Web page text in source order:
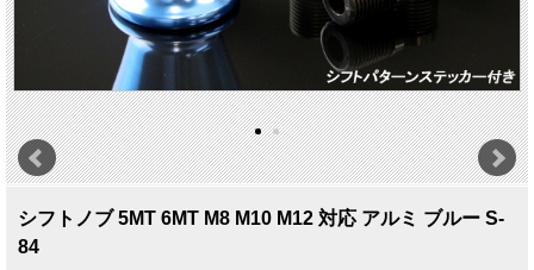
シフトノブ 5MT 6MT M8 M10 M12 対応 アルミ ブルー S-
84